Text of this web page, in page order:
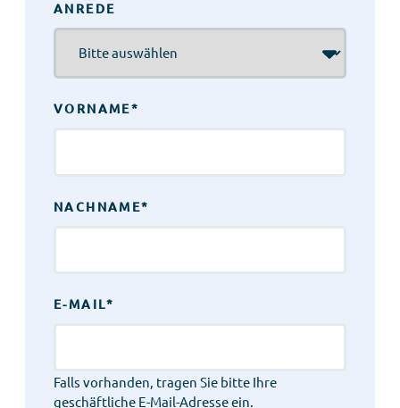
ANREDE
VORNAME*
NACHNAME*
E-MAIL*
Falls vorhanden, tragen Sie bitte Ihre
geschäftliche E-Mail-Adresse ein.